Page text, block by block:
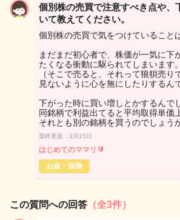
個別株の売買で注意すべき点や、
いて教えてください。
個別株の売買で気をつけていること
まだまだ初心者で、株価が一気に下
たくなる衝動に駆られてしまいます。
（そこで売ると、それって狼狽売り
見ないように心を無にしたりするん
下がった時に買い増しとかするんで
同銘柄で利益出てると平均取得単価
それとも別の銘柄を買うのでしょう
最終更新：3月15日
はじめてのママリ🔰
お金・保険
この質問への回答 （全3件）